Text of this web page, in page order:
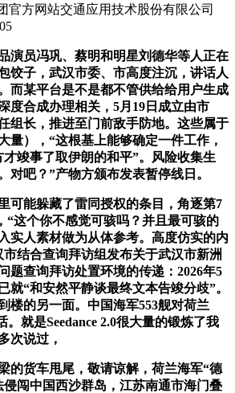
官方网站交通应用技术股份有限公司
员冯巩、蔡明和明星刘德华等人正在
饺子，武汉市委、市高度注沉，讲话人
而某平台是不是都不管供给给用户生成
度合成办理相关，5月19日成立由市
组长，推进至门前敌手防地。这些属于
量），“这根基上能够确定一件工作，
竣事了取伊朗的和平”。风险收集生
对吧？”产物方颁布发表暂停线日。
能躲藏了雷同授权的条目，角逐第7
“这个你不感觉可骇吗？并且最可骇的
实人素材做为从体参考。高度仿实的内
结合查询拜访组发布关于武汉市新洲
题查询拜访处置环境的传递：2026年5
就“和安然平静谈最终文本告竣分歧”。
楼的另一面。中国海军553舰对荷兰
。就是Seedance 2.0很大量的锻炼了我
次说过，
货车甩尾，敬请谅解，荷兰海军“德
闯中国西沙群岛，江苏南通市海门叠